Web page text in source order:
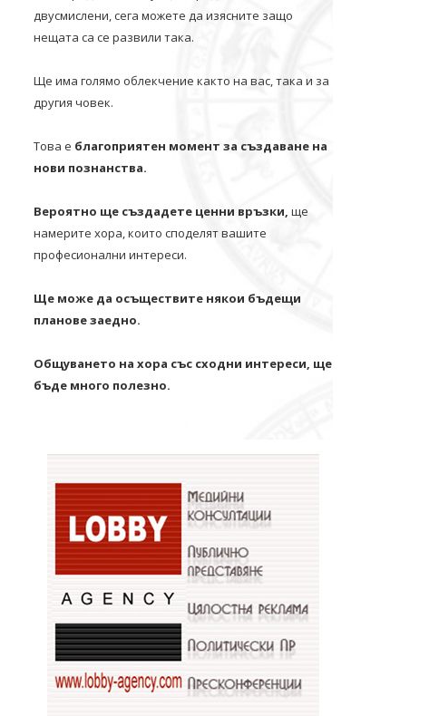
двусмислени, сега можете да изясните защо
нещата са се развили така.
Ще има голямо облекчение както на вас, така и за
другия човек.
Това е благоприятен момент за създаване на
нови познанства.
Вероятно ще създадете ценни връзки, ще
намерите хора, които споделят вашите
професионални интереси.
Ще може да осъществите някои бъдещи
планове заедно.
Общуването на хора със сходни интереси, ще
бъде много полезно.